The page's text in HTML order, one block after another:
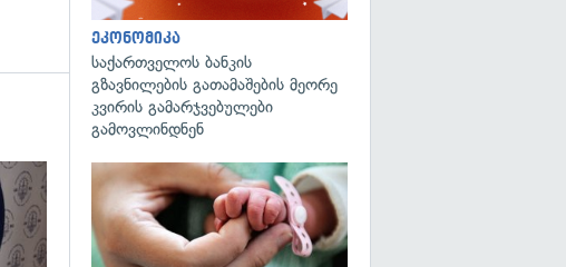
გადახედვა
ეკონომიკა
საქართველოს ბანკის
გზავნილების გათამაშების მეორე
კვირის გამარჯვებულები
გამოვლინდნენ